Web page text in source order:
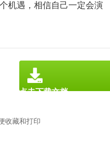
机遇，相信自己一定会演
收藏和打印
点击下载文档